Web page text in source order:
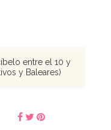
entre el 10 y
y Baleares)